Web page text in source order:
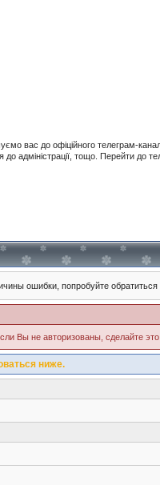
вас до офіційного телеграм-
до адміністрації, тощо. Перейти
ошибки, попробуйте
Вы не авторизованы, сделайте
ниже.